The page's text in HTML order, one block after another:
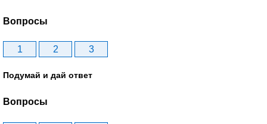
Вопросы
1 2 3
Подумай и дай ответ
Вопросы